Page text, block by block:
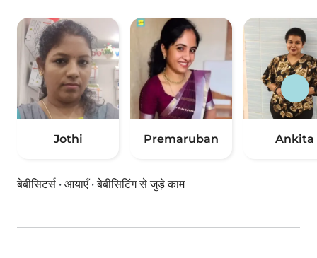
Jothi Premaruban Ankita
बेबीसिटर्स · आयाएँ ·बेबीसिटिंग से जुड़े काम